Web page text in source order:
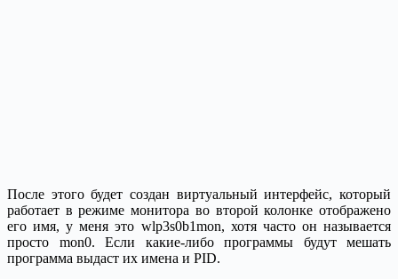
После этого будет создан виртуальный интерфейс, который
работает в режиме монитора во второй колонке отображено
его имя, у меня это wlp3s0b1mon, хотя часто он называется
просто mon0. Если какие-либо программы будут мешать
программа выдаст их имена и PID.